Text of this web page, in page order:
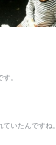
。
いたんですね。